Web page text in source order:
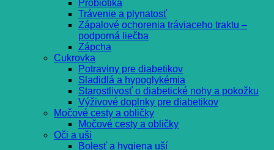
Probiotiká
Trávenie a plynatosť
Zápalové ochorenia tráviaceho traktu –
podporná liečba
Zápcha
Cukrovka
Potraviny pre diabetikov
Sladidlá a hypoglykémia
Starostlivosť o diabetické nohy a pokožku
Výživové doplnky pre diabetikov
Močové cesty a obličky
Močové cesty a obličky
Oči a uši
Bolesť a hygiena uší